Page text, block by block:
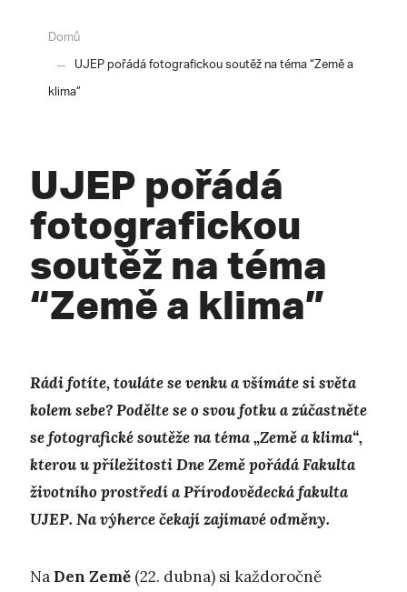
Domů
UJEP pořádá fotografickou soutěž na téma “Země a
klima”
UJEP pořádá
fotografickou
soutěž na téma
“Země a klima”
Rádi fotíte, touláte se venku a všímáte si světa
kolem sebe? Podělte se o svou fotku a zúčastněte
se fotografické soutěže na téma „Země a klima“,
kterou u příležitosti Dne Země pořádá Fakulta
životního prostředí a Přírodovědecká fakulta
UJEP. Na výherce čekají zajímavé odměny.
Na Den Země (22. dubna) si každoročně